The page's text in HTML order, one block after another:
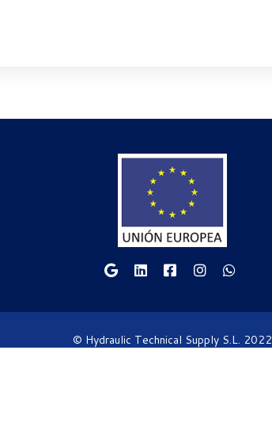
© Hydraulic Technical Supply S.L. 2022